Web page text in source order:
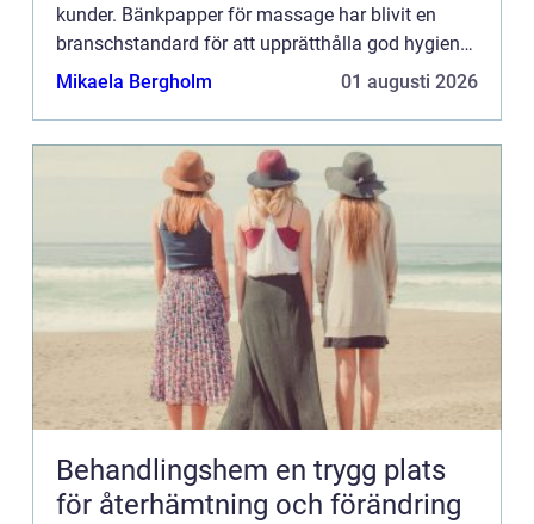
kunder. Bänkpapper för massage har blivit en
branschstandard för att upprätthålla god hygien
och komfort under mas...
Mikaela Bergholm 01 augusti 2026
Behandlingshem en trygg plats
för återhämtning och förändring